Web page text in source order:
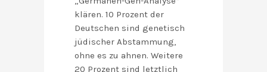
klären. 10 Prozent der
Deutschen sind genetisch
jüdischer Abstammung,
ohne es zu ahnen. Weitere
20 Prozent sind letztlich